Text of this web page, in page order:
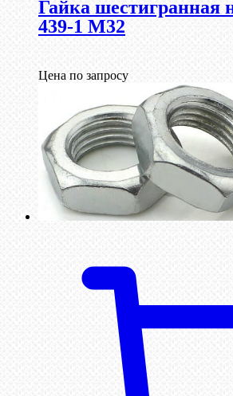
Гайка шестигранная
439-1 М32
Цена по запросу